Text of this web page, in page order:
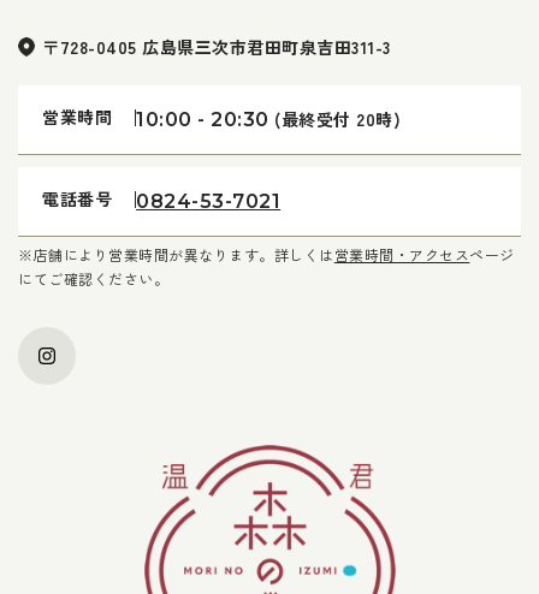
〒728-0405 広島県三次市君田町泉吉田311-3
営業時間 10:00 - 20:30 (最終受付 20時)
電話番号 0824-53-7021
※店舗により営業時間が異なります。詳しくは営業時間・アクセスページ
にてご確認ください。